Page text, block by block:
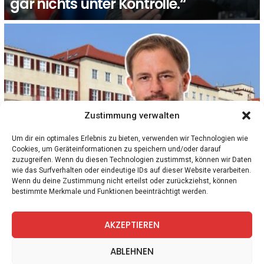
Zustimmung verwalten
Um dir ein optimales Erlebnis zu bieten, verwenden wir Technologien wie
Cookies, um Geräteinformationen zu speichern und/oder darauf
zuzugreifen. Wenn du diesen Technologien zustimmst, können wir Daten
wie das Surfverhalten oder eindeutige IDs auf dieser Website verarbeiten.
Wenn du deine Zustimmung nicht erteilst oder zurückziehst, können
bestimmte Merkmale und Funktionen beeinträchtigt werden.
AKZEPTIEREN
ABLEHNEN
1 Kommentar
BURGENLAND
7 von 10 Häftlingen in Eisenstadt sind
Schlepper. Fürst: Innenminister Karner
schläft
twitter